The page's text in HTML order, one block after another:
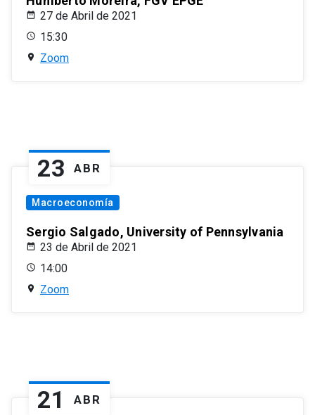
27 de Abril de 2021
15:30
Zoom
23 ABR
Macroeconomía
Sergio Salgado, University of Pennsylvania
23 de Abril de 2021
14:00
Zoom
21 ABR